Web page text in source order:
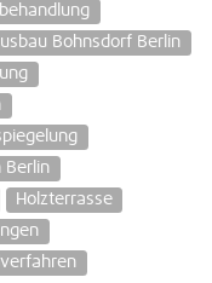
Bohnsdorf Berlin
Berlin
Holzterrasse